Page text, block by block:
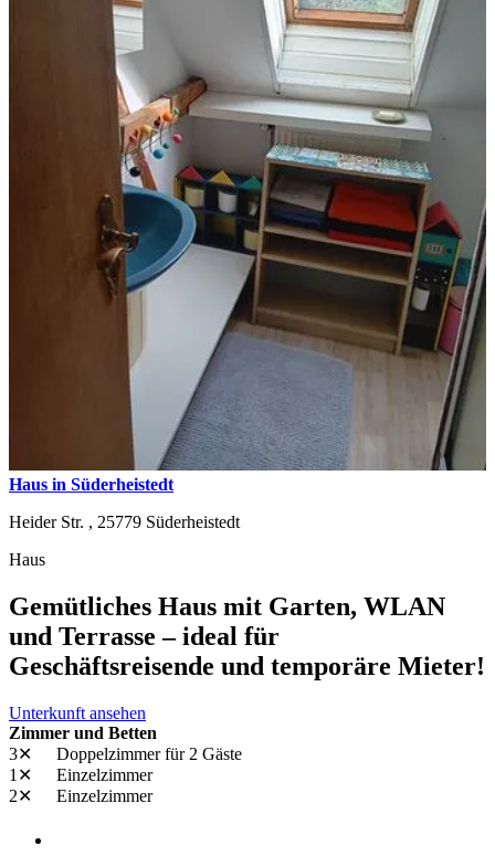
Haus in Süderheistedt
Heider Str. , 25779 Süderheistedt
Haus
Gemütliches Haus mit Garten, WLAN
und Terrasse – ideal für
Geschäftsreisende und temporäre Mieter!
Unterkunft ansehen
Zimmer und Betten
3✕
Doppelzimmerfür 2 Gäste
1✕
Einzelzimmer
2✕
Einzelzimmer